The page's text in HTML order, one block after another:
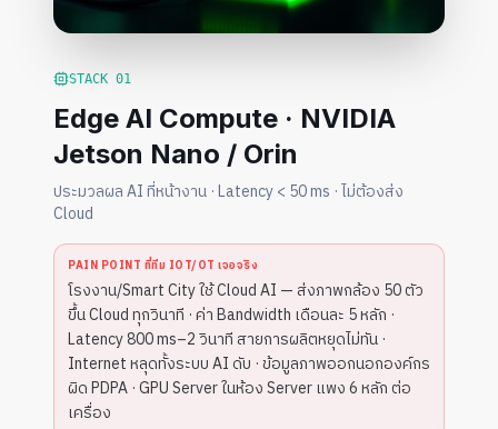
STACK 01
Edge AI Compute · NVIDIA
Jetson Nano / Orin
ประมวลผล AI ที่หน้างาน · Latency < 50 ms · ไม่ต้องส่ง
Cloud
PAIN POINT ที่ทีม IOT/OT เจอจริง
โรงงาน/Smart City ใช้ Cloud AI — ส่งภาพกล้อง 50 ตัว
ขึ้น Cloud ทุกวินาที · ค่า Bandwidth เดือนละ 5 หลัก ·
Latency 800 ms–2 วินาที สายการผลิตหยุดไม่ทัน ·
Internet หลุดทั้งระบบ AI ดับ · ข้อมูลภาพออกนอกองค์กร
ผิด PDPA · GPU Server ในห้อง Server แพง 6 หลัก ต่อ
เครื่อง